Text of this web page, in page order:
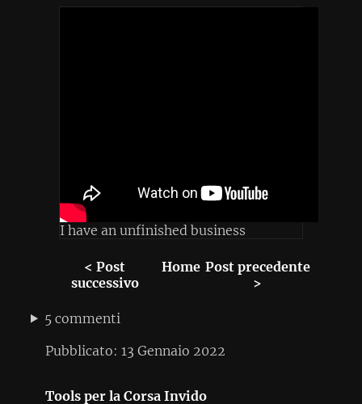
I have an unfinished business
< Post
successivo
Home Post precedente
>
5 commenti
Pubblicato: 13 Gennaio 2022
Tools per la Corsa Invido